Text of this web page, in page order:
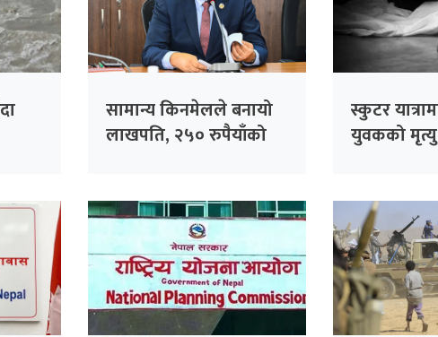
सामान्य किनमेलले बनायो
लाखपति, २५० रुपैयाँको
स्कुटर
युवकको मृत्यु